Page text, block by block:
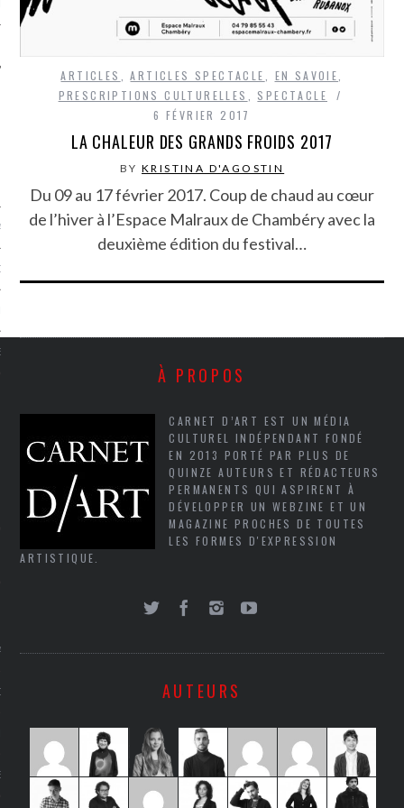
CARAVELLE
PODCAST
SUIVEZ-NOUS
CARAVELLE
CARAVELLE
PODCAST
ARTICLES ,ARTICLES SPECTACLE EN SAVOIE
PRESCRIPTIONS CULTURELLES
SPECTACLE
6 FÉVRIER 2017
LA CHALEUR DES GRANDS FROIDS 2017
BY KRISTINA D'AGOSTIN
Du 09 au 17 février 2017. Coup de chaud au cœur
de l’hiver à l’Espace Malraux de Chambéry avec la
deuxième édition du festival…
À PROPOS
CARNET D’ART EST UN MÉDIA
CULTUREL INDÉPENDANT FONDÉ
EN 2013 PORTÉ PAR PLUS DE
QUINZE AUTEURS ET RÉDACTEURS
PERMANENTS QUI ASPIRENT À
DÉVELOPPER UN WEBZINE ET UN
MAGAZINE PROCHES DE TOUTES
LES FORMES D'EXPRESSION
ARTISTIQUE.
AUTEURS